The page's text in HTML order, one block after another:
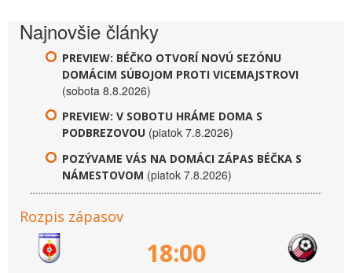
Najnovšie články
PREVIEW: BÉČKO OTVORÍ NOVÚ SEZÓNU
DOMÁCIM SÚBOJOM PROTI VICEMAJSTROVI
(sobota 8.8.2026)
PREVIEW: V SOBOTU HRÁME DOMA S
PODBREZOVOU (piatok 7.8.2026)
POZÝVAME VÁS NA DOMÁCI ZÁPAS BÉČKA S
NÁMESTOVOM (piatok 7.8.2026)
Rozpis zápasov
18:00